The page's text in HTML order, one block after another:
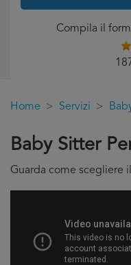
Compila il
Home Servizi
Baby Sitter
Guarda come scegliere